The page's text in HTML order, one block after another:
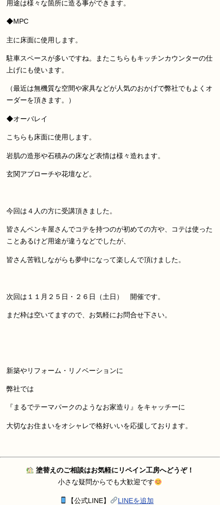
用途は様々な箇所に造る事ができます。
◆MPC
主に床面に使用します。
駐車スペースが多いですね。またこちらもキッチンカウンターの仕
上げにも使います。
（最近は無機質な空間や家具などが人気のおかげで弊社でもよくオ
ーダーを頂きます。）
◆オーバレイ
こちらも床面に使用します。
岩肌の造形や石積みの床など表情は様々造れます。
玄関アプローチや花壇など。
今回は４人の方に受講頂きました。
皆さんペンキ屋さんでコテを持つのが初めての方や、コテは使った
ことあるけど用途が違うなどでしたが、
皆さん苦戦しながらも夢中になって楽しんで頂けました。
次回は１１月２５日・２６日（土日） 開催です。
まだ枠は空いてますので、お気軽にお問合せ下さい。
新築やリフォーム・リノベーションに
弊社では
『まるでテーマパークのようなお家造り』をキャッチーに
大切なお住まいをオシャレで格好いいを応援しております。
塗替えのご相談はお気軽にリペイン工房へどうぞ！
小さな疑問からでも大歓迎です
【公式LINE】 LINEを追加